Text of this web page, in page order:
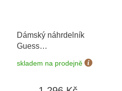
Dámský náhrdelník
Guess
JUBN04068JWRHT/U
skladem na prodejně